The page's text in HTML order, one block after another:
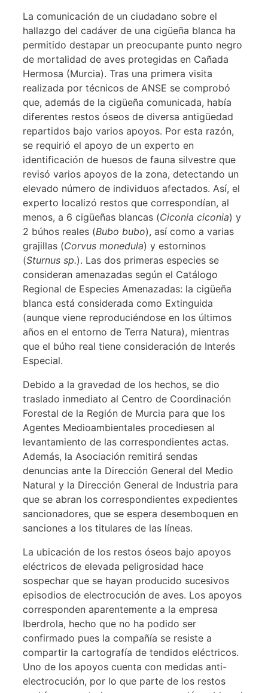
La comunicación de un ciudadano sobre el
hallazgo del cadáver de una cigüeña blanca ha
permitido destapar un preocupante punto negro
de mortalidad de aves protegidas en Cañada
Hermosa (Murcia). Tras una primera visita
realizada por técnicos de ANSE se comprobó
que, además de la cigüeña comunicada, había
diferentes restos óseos de diversa antigüedad
repartidos bajo varios apoyos. Por esta razón,
se requirió el apoyo de un experto en
identificación de huesos de fauna silvestre que
revisó varios apoyos de la zona, detectando un
elevado número de individuos afectados. Así, el
experto localizó restos que correspondían, al
menos, a 6 cigüeñas blancas (Ciconia ciconia) y
2 búhos reales (Bubo bubo), así como a varias
grajillas (Corvus monedula) y estorninos
(Sturnus sp.). Las dos primeras especies se
consideran amenazadas según el Catálogo
Regional de Especies Amenazadas: la cigüeña
blanca está considerada como Extinguida
(aunque viene reproduciéndose en los últimos
años en el entorno de Terra Natura), mientras
que el búho real tiene consideración de Interés
Especial.
Debido a la gravedad de los hechos, se dio
traslado inmediato al Centro de Coordinación
Forestal de la Región de Murcia para que los
Agentes Medioambientales procediesen al
levantamiento de las correspondientes actas.
Además, la Asociación remitirá sendas
denuncias ante la Dirección General del Medio
Natural y la Dirección General de Industria para
que se abran los correspondientes expedientes
sancionadores, que se espera desemboquen en
sanciones a los titulares de las líneas.
La ubicación de los restos óseos bajo apoyos
eléctricos de elevada peligrosidad hace
sospechar que se hayan producido sucesivos
episodios de electrocución de aves. Los apoyos
corresponden aparentemente a la empresa
Iberdrola, hecho que no ha podido ser
confirmado pues la compañía se resiste a
compartir la cartografía de tendidos eléctricos.
Uno de los apoyos cuenta con medidas anti-
electrocución, por lo que parte de los restos